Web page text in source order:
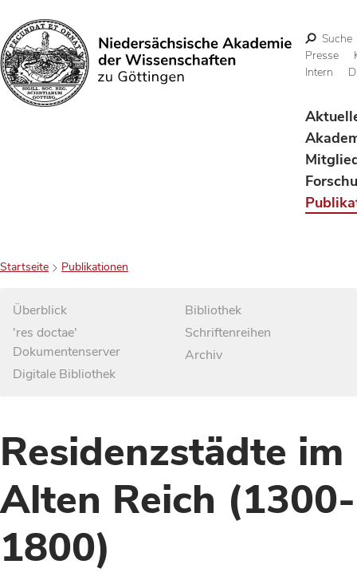
Suchen
Suche
Presse
Intern
Startseite Publikationen
Überblick
'res doctae'
Dokumentenserver
Digitale Bibliothek
Bibliothek
Schriftenreihen
Archiv
Residenzstädte im
Alten Reich (1300-
1800)